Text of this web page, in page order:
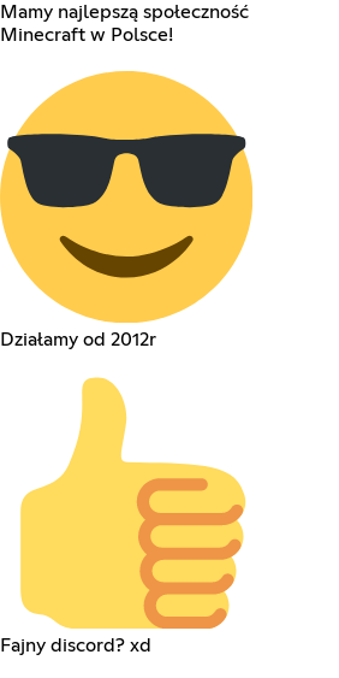
Mamy najlepszą społeczność
Minecraft w Polsce!
Działamy od 2012r
Fajny discord? xd